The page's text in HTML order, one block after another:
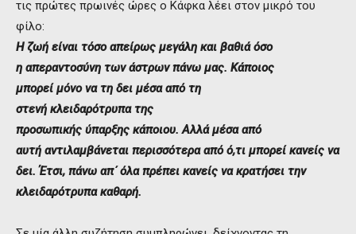
τις πρώτες πρωινές ώρες ο Κάφκα λέει στον μικρό του
φίλο:
Η ζωή είναι τόσο απείρως μεγάλη και βαθιά όσο
η απεραντοσύνη των άστρων πάνω μας. Κάποιος
μπορεί μόνο να τη δει μέσα από τη
στενή κλειδαρότρυπα της
προσωπικής ύπαρξης κάποιου. Αλλά μέσα από
αυτή αντιλαμβάνεται περισσότερα από ό,τι μπορεί κανείς να
δει. Έτσι, πάνω απ΄ όλα πρέπει κανείς να κρατήσει την
κλειδαρότρυπα καθαρή.